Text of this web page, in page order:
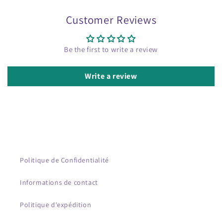
Customer Reviews
Be the first to write a review
Write a review
Politique de Confidentialité
Informations de contact
Politique d'expédition